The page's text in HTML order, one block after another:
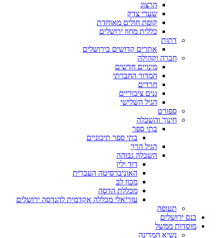
הרצוג
שערי צדק
קופת חולים מאוחדת
כללית מחוז ירושלים
דתות
אתרים קדושים בירושלים
חברה וקהילה
מינויים חדשים
המדור החברתי
חרדים
גנים ציבוריים
הגיל השלישי
ספורט
חינוך והשכלה
בתי ספר
בתי ספר תיכוניים
הגיל הרך
השכלה גבוהה
דוד ילין
האוניברסיטה העברית
מכון לב
מכללת הדסה
עזריאלי מכללה אקדמית להנדסה ירושלים
תעופה
כנס ירושלים
מוסדות ממשל
נשיא המדינה